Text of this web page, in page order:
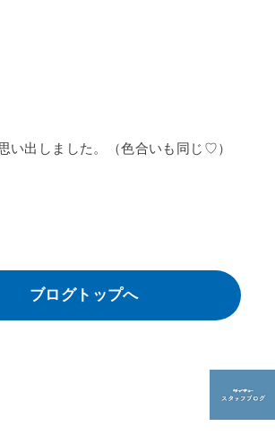
い出しました。（色合いも同じ♡）
ブログトップへ